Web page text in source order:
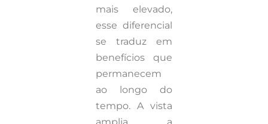
mais elevado,
esse diferencial
se traduz em
benefícios que
permanecem
ao longo do
tempo. A vista